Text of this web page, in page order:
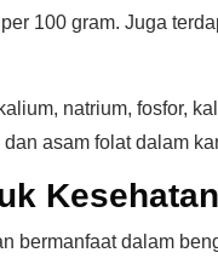
100 gram. Juga
natrium, fosfor,
asam folat dalam
Kesehatan
bermanfaat dalam